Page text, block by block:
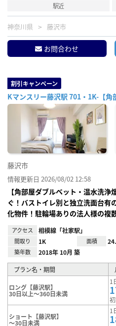
駅近
神奈川県 藤沢市
お問合わせ
割引キャンペーン
Kマンスリー藤沢駅 701・1K-【
藤沢市
情報更新日 2026/08/02 12:58
【角部屋ダブルベット・温水洗
ぐ！バストイレ別と独立洗面台有
化物件！駐輪場ありの法人様の複
アクセス 相模線「社家駅」
間取り 1K 面積
築年数 2018年 10月 築
プラン名・期間
ロング【藤沢駅】
30日以上～360日未満
1
ショート【藤沢駅】
～30日未満
1